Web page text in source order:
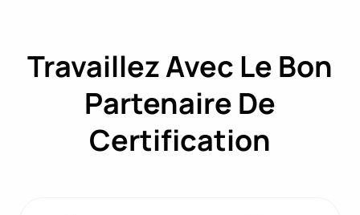
Travaillez Avec Le Bon
Partenaire De
Certification